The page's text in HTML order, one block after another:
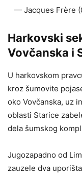
— Jacques Frère
Harkovski
Vovčanska i
U harkovskom
kroz šumovite
oko Vovčanska, uz
oblasti Starice
dela šumskog
Jugozapadno od
zauzele dva